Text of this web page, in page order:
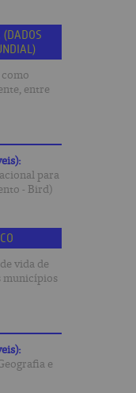
(DADOS
entre
para
- Bird)
vida de
municípios
e